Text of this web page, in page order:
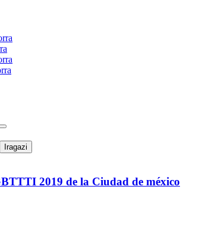
Iragazi
2019 de la Ciudad de méxico